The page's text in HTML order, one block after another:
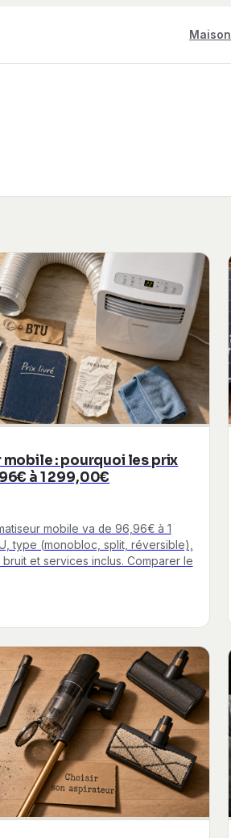
Maison
: pourquoi les prix
à 1 299,00€
mobile va de 96,96€ à 1
type (monobloc, split, réversible),
bruit et services inclus. Comparer le